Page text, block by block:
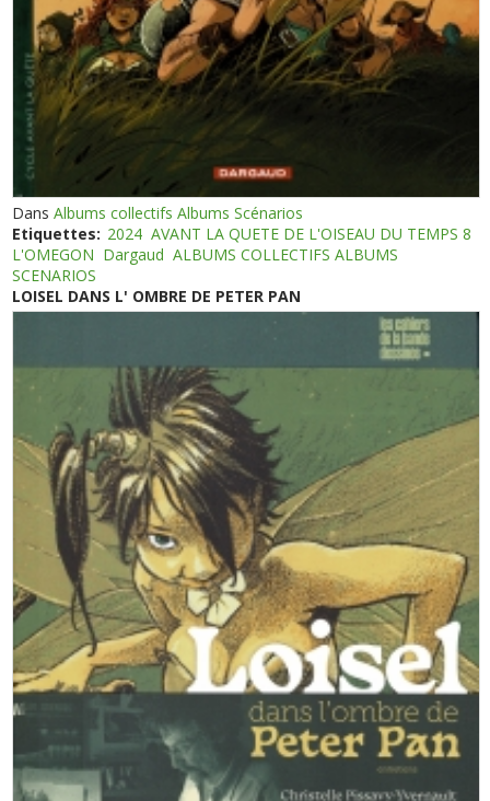
DansAlbums collectifs Albums Scénarios
Etiquettes: 2024 AVANT LA QUETE DE L'OISEAU DU TEMPS 8
L'OMEGON Dargaud ALBUMS COLLECTIFS ALBUMS
SCENARIOS
LOISEL DANS L' OMBRE DE PETER PAN